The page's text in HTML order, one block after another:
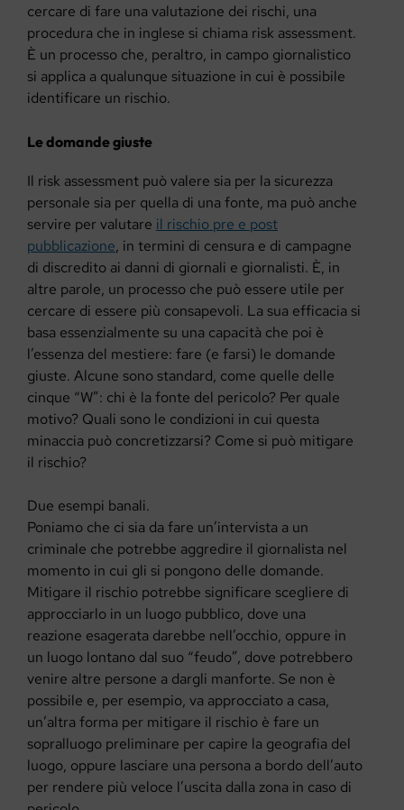
cercare di fare una valutazione dei rischi, una
procedura che in inglese si chiama risk assessment.
È un processo che, peraltro, in campo giornalistico
si applica a qualunque situazione in cui è possibile
identificare un rischio.
Le domande giuste
Il risk assessment può valere sia per la sicurezza
personale sia per quella di una fonte, ma può anche
servire per valutare il rischio pre e post
pubblicazione, in termini di censura e di campagne
di discredito ai danni di giornali e giornalisti. È, in
altre parole, un processo che può essere utile per
cercare di essere più consapevoli. La sua efficacia si
basa essenzialmente su una capacità che poi è
l’essenza del mestiere: fare (e farsi) le domande
giuste. Alcune sono standard, come quelle delle
cinque “W”: chi è la fonte del pericolo? Per quale
motivo? Quali sono le condizioni in cui questa
minaccia può concretizzarsi? Come si può mitigare
il rischio?
Due esempi banali.
Poniamo che ci sia da fare un’intervista a un
criminale che potrebbe aggredire il giornalista nel
momento in cui gli si pongono delle domande.
Mitigare il rischio potrebbe significare scegliere di
approcciarlo in un luogo pubblico, dove una
reazione esagerata darebbe nell’occhio, oppure in
un luogo lontano dal suo “feudo”, dove potrebbero
venire altre persone a dargli manforte. Se non è
possibile e, per esempio, va approcciato a casa,
un’altra forma per mitigare il rischio è fare un
sopralluogo preliminare per capire la geografia del
luogo, oppure lasciare una persona a bordo dell’auto
per rendere più veloce l’uscita dalla zona in caso di